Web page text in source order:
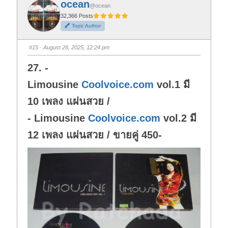
o
r
t
h
u
m
b
d
o
n
o
t
h
u
m
b
u
p
ocean@ocean
32,366 Posts
Topic Author
#15 · August 26, 2025, 12:24 pm
27. -
LimousineCoolvoice.com vol.1 มี
10 เพลง แผ่นสวย /
- LimousineCoolvoice.com vol.2 มี
12 เพลง แผ่นสวย / ขายคู่ 450-